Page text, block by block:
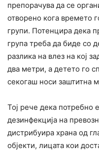
препорачува да се
отворено кога времето
групи. Потенцира дека
група треба да биде со
разлика на влез на кој
два метри, а детето го
секогаш носи заштитна
Тој рече дека потребно
дезинфекција на
дистрибуира храна од
објекти, лицата кои